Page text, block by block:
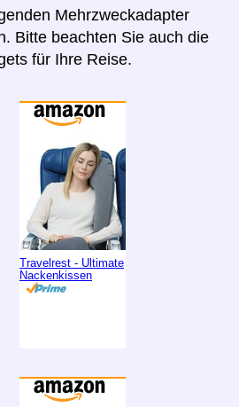
Mehrzweckadapter
Bitte beachten Sie auch die
für Ihre Reise.
Travelrest - Ultimate
Nackenkissen